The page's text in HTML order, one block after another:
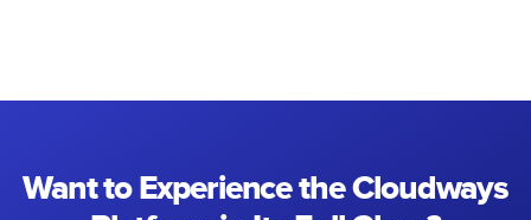
Want to Experience the Cloudways